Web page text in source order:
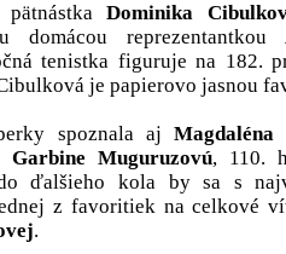
pätnástkaDominika
domácou reprezentantkou
tenistka figuruje na 182.
je papierovo jasnou
spoznala aj Magdaléna
Garbine Muguruzovú, 110.
ďalšieho kola by sa s
z favoritiek na celkové
.